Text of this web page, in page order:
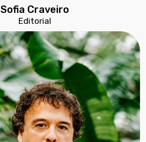
Sofia Craveiro
Editorial